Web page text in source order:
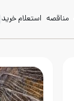
مناقصه استعلام خرید